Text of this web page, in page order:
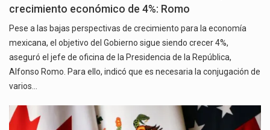
crecimiento económico de 4%: Romo
Pese a las bajas perspectivas de crecimiento para la economía
mexicana, el objetivo del Gobierno sigue siendo crecer 4%,
aseguró el jefe de oficina de la Presidencia de la República,
Alfonso Romo. Para ello, indicó que es necesaria la conjugación de
varios…